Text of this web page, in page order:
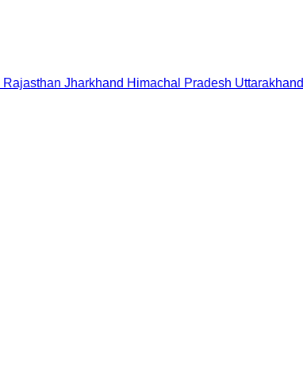
Rajasthan Jharkhand Himachal Pradesh Uttarakhand